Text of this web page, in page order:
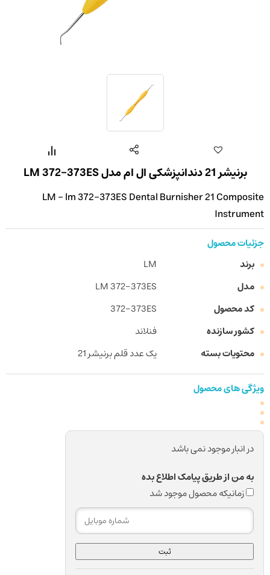
برنیشر 21 دندانپزشکی ال ام مدل LM 372-373ES
LM - lm 372-373ES Dental Burnisher 21 Composite
Instrument
جزئیات محصول
برند
LM
مدل
LM 372-373ES
کد محصول
372-373ES
کشور سازنده
فنلاند
محتویات بسته
یک عدد قلم برنیشر 21
ویژگی های محصول
در انبار موجود نمی باشد
به من از طریق پیامک اطلاع بده
زمانیکه محصول موجود شد
ثبت